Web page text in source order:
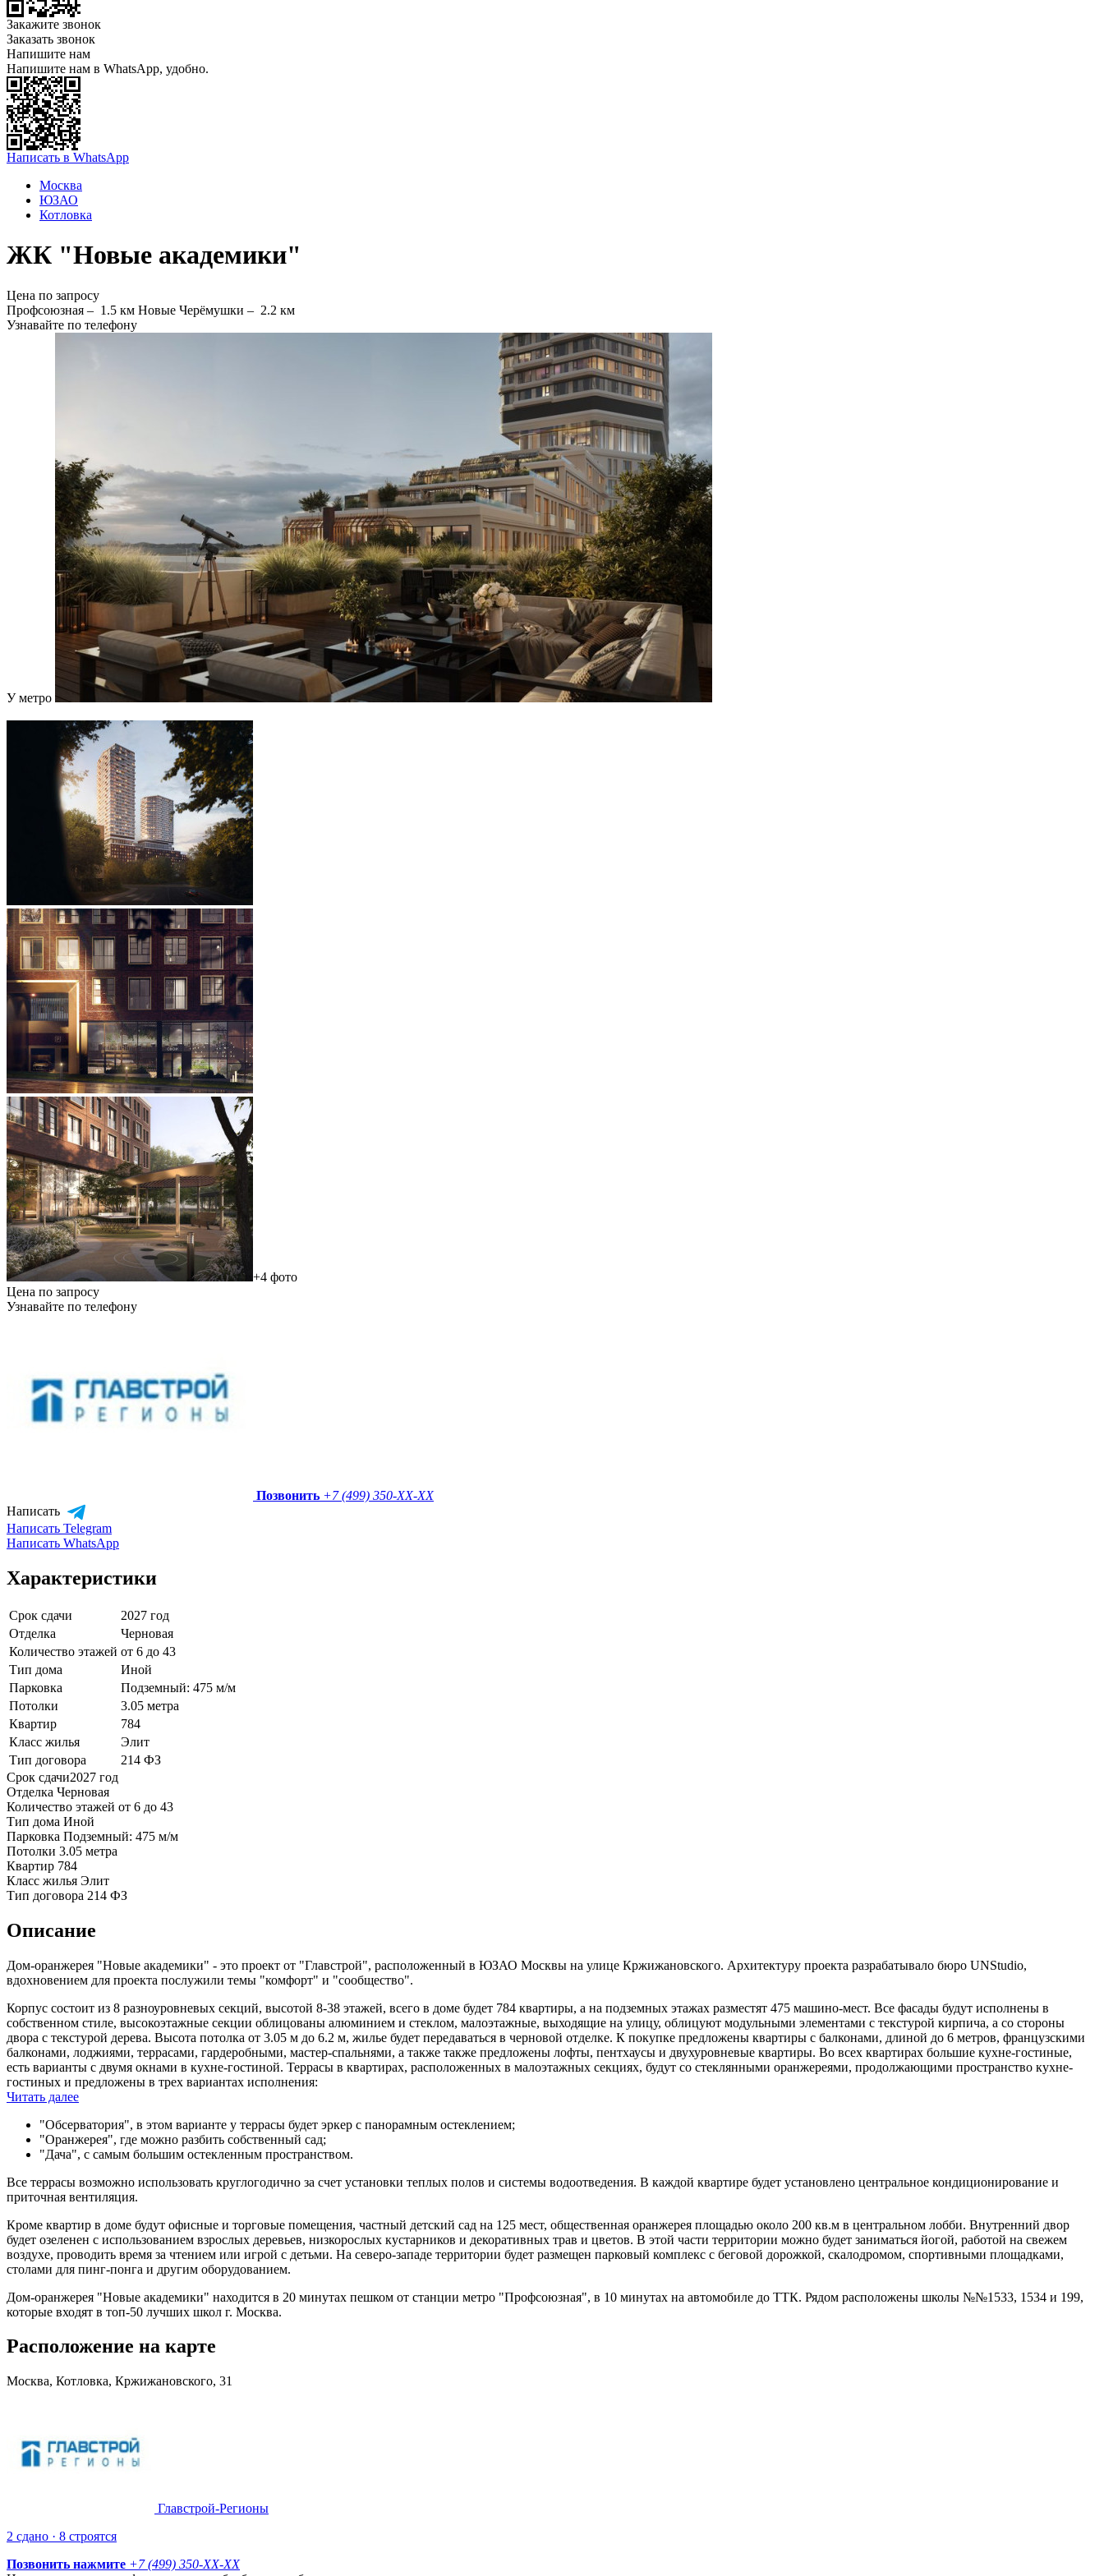
Закажите звонок
Заказать звонок
Напишите нам
Напишите нам в WhatsApp, удобно.
Написать в WhatsApp
Москва
ЮЗАО
Котловка
ЖК "Новые академики"
Цена по запросу
Профсоюзная – 1.5 км Новые Черёмушки – 2.2 км
Узнавайте по телефону
У метро
+4 фото
Цена по запросу
Узнавайте по телефону
Позвонить +7 (499) 350-XX-XX
Написать
Написать Telegram
Написать WhatsApp
Характеристики
Срок сдачи
2027 год
Отделка
Черновая
Количество этажей от 6 до 43
Тип дома
Иной
Парковка
Подземный: 475 м/м
Потолки
3.05 метра
Квартир
784
Класс жилья
Элит
Тип договора
214 ФЗ
Срок сдачи2027 год
Отделка Черновая
Количество этажей от 6 до 43
Тип дома Иной
Парковка Подземный: 475 м/м
Потолки 3.05 метра
Квартир 784
Класс жилья Элит
Тип договора 214 ФЗ
Описание
Дом-оранжерея "Новые академики" - это проект от "Главстрой", расположенный в ЮЗАО Москвы на улице Кржижановского. Архитектуру проекта разрабатывало бюро UNStudio,
вдохновением для проекта послужили темы "комфорт" и "сообщество".
Корпус состоит из 8 разноуровневых секций, высотой 8-38 этажей, всего в доме будет 784 квартиры, а на подземных этажах разместят 475 машино-мест. Все фасады будут исполнены в
собственном стиле, высокоэтажные секции облицованы алюминием и стеклом, малоэтажные, выходящие на улицу, облицуют модульными элементами с текстурой кирпича, а со стороны
двора с текстурой дерева. Высота потолка от 3.05 м до 6.2 м, жилье будет передаваться в черновой отделке. К покупке предложены квартиры с балконами, длиной до 6 метров, французскими
балконами, лоджиями, террасами, гардеробными, мастер-спальнями, а также также предложены лофты, пентхаусы и двухуровневые квартиры. Во всех квартирах большие кухне-гостиные,
есть варианты с двумя окнами в кухне-гостиной. Террасы в квартирах, расположенных в малоэтажных секциях, будут со стеклянными оранжереями, продолжающими пространство кухне-
гостиных и предложены в трех вариантах исполнения:
Читать далее
"Обсерватория", в этом варианте у террасы будет эркер с панорамным остеклением;
"Оранжерея", где можно разбить собственный сад;
"Дача", с самым большим остекленным пространством.
Все террасы возможно использовать круглогодично за счет установки теплых полов и системы водоотведения. В каждой квартире будет установлено центральное кондиционирование и
приточная вентиляция.
Кроме квартир в доме будут офисные и торговые помещения, частный детский сад на 125 мест, общественная оранжерея площадью около 200 кв.м в центральном лобби. Внутренний двор
будет озеленен с использованием взрослых деревьев, низкорослых кустарников и декоративных трав и цветов. В этой части территории можно будет заниматься йогой, работой на свежем
воздухе, проводить время за чтением или игрой с детьми. На северо-западе территории будет размещен парковый комплекс с беговой дорожкой, скалодромом, спортивными площадками,
столами для пинг-понга и другим оборудованием.
Дом-оранжерея "Новые академики" находится в 20 минутах пешком от станции метро "Профсоюзная", в 10 минутах на автомобиле до ТТК. Рядом расположены школы №№1533, 1534 и 199,
которые входят в топ-50 лучших школ г. Москва.
Расположение на карте
Москва, Котловка, Кржижановского, 31
Главстрой-Регионы
2 сдано · 8 строятся
Позвонить нажмите +7 (499) 350-XX-XX